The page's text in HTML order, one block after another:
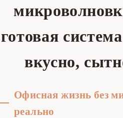
готовая
вкусно,
Офисная жизнь без
реально